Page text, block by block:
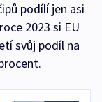
podílí jen asi
2023 si EU
svůj podíl na